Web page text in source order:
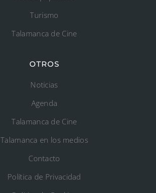
Turismo
Talamanca de Cine
OTROS
Noticias
Agenda
Talamanca de Cine
Talamanca en los medios
Contacto
Política de Privacidad